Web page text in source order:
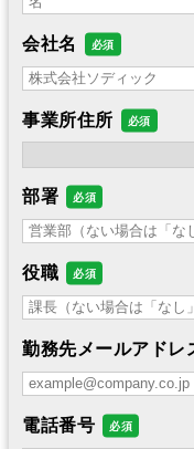
会社名
事業所住所
部署
役職
勤務先メールアドレ
電話番号